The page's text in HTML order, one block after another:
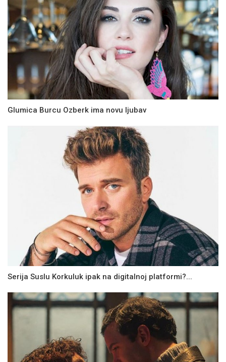
Glumica Burcu Ozberk ima novu ljubav
Serija Suslu Korkuluk ipak na digitalnoj platformi?...